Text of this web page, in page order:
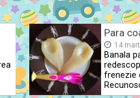
Para
14
Banala
frenezie